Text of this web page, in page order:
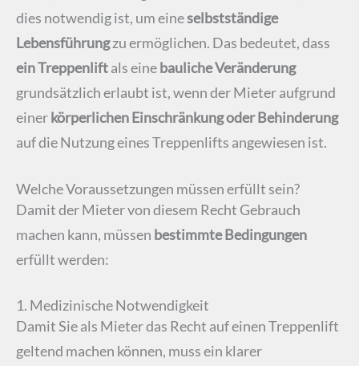
dies notwendig ist, um eineselbstständige
Lebensführungzu ermöglichen. Das bedeutet, dass
ein Treppenliftals einebauliche Veränderung
grundsätzlich erlaubt ist, wenn der Mieter aufgrund
einerkörperlichen Einschränkung oder Behinderung
auf die Nutzung eines Treppenlifts angewiesen ist.
Welche Voraussetzungen müssen erfüllt sein?
Damit der Mieter von diesem Recht Gebrauch
machen kann, müssen bestimmte Bedingungen
erfüllt werden:
1. Medizinische Notwendigkeit
Damit Sie als Mieter das Recht auf einen Treppenlift
geltend machen können, muss ein klarer